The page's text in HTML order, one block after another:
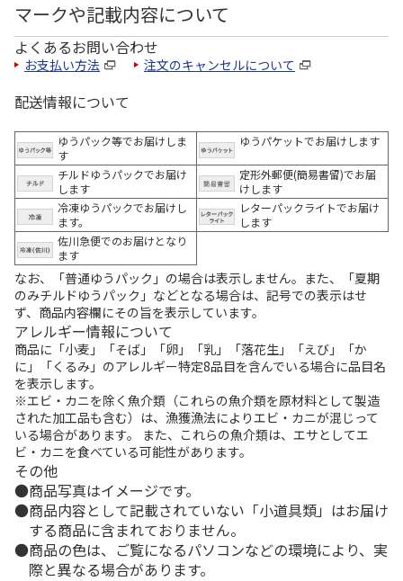
マークや記載内容について
よくあるお問い合わせ
お支払い方法 注文のキャンセルについて
配送情報について
ゆうパック等でお届けしま
す
ゆうパケットでお届けします
チルドゆうパックでお届け
します
定形外郵便(簡易書留)でお届
けします
冷凍ゆうパックでお届けし
ます。
レターパックライトでお届け
します
佐川急便でのお届けとなり
ます
なお、「普通ゆうパック」の場合は表示しません。また、「夏期
のみチルドゆうパック」などとなる場合は、記号での表示はせ
ず、商品内容欄にその旨を表示しています。
アレルギー情報について
商品に「小麦」「そば」「卵」「乳」「落花生」「えび」「か
に」「くるみ」のアレルギー特定8品目を含んでいる場合に品目名
を表示します。
※エビ・カニを除く魚介類（これらの魚介類を原材料として製造
された加工品も含む）は、漁獲漁法によりエビ・カニが混じって
いる場合があります。 また、これらの魚介類は、エサとしてエ
ビ・カニを食べている可能性があります。
その他
商品写真はイメージです。
商品内容として記載されていない「小道具類」はお届け
する商品に含まれておりません。
商品の色は、ご覧になるパソコンなどの環境により、実
際と異なる場合があります。